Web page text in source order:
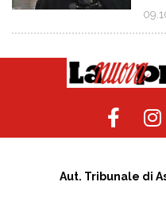
Aut. Tribunale di